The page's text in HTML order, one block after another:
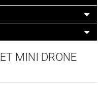
MINI DRONE